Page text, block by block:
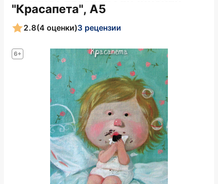
"Красапета", А5
6+
2.8(4 оценки)3 рецензии